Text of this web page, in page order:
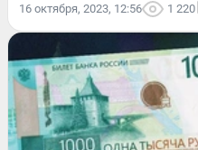
16 октября, 2023, 12:56 1 220